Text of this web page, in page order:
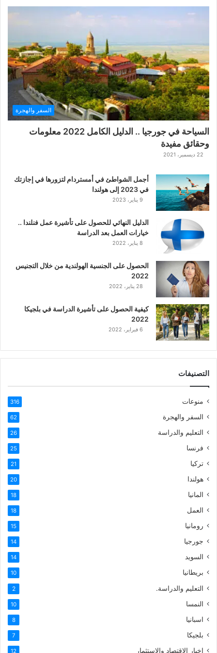
ر
ب
ا
ل
ت
ت
ا
ا
ل
ا
س
ي
ك
ر
ب
ي
ة
السفر والهجرة
السياحة في جورجيا .. الدليل الكامل 2022 معلومات
وحقائق مفيدة
22 ديسمبر، 2021
أجمل الشواطئ في أمستردام لتزورها في إجازتك
في 2023 إلى هولندا
9 يناير، 2023
الدليل النهائي للحصول على تأشيرة عمل فنلندا ..
خيارات العمل بعد الدراسة
8 يناير، 2022
الحصول على الجنسية الهولندية من خلال التجنيس
2022
28 يناير، 2022
كيفية الحصول على تأشيرة الدراسة في بلجيكا
2022
6 فبراير، 2022
التصنيفات
منوعات 316
السفر والهجرة 62
التعليم والدراسة 26
فرنسا 25
تركيا 21
هولندا 20
المانيا 18
العمل 18
رومانيا 15
جورجيا 14
السويد 14
بريطانيا 10
التعليم والدراسة. 2
النمسا 10
اسبانيا 8
بلجيكا 7
اخبار الاقتصاد والاستثمار 12